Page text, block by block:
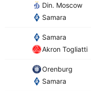
Din. Moscow
Samara
Samara
Akron Togliatti
Orenburg
Samara